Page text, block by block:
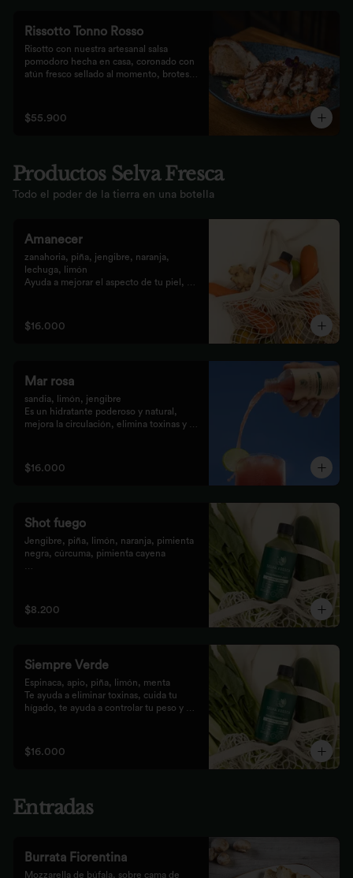
Rissotto Tonno Rosso
Risotto con nuestra artesanal salsa
pomodoro hecha en casa, coronado con
atún fresco sellado al momento, brotes
grill.
$55.900
Productos Selva Fresca
Todo el poder de la tierra en una botella
Amanecer
zanahoria, piña, jengibre, naranja,
lechuga, limón
Ayuda a mejorar el aspecto de tu piel,
celular
$16.000
Mar rosa
sandia, limón, jengibre
Es un hidratante poderoso y natural,
mejora la circulación, elimina toxinas y
$16.000
Shot fuego
Jengibre, piña, limón, naranja, pimienta
negra, cúrcuma, pimienta cayena
inflamación del organismo.
recomendamos tomarlo solo con soda o
$8.200
Siempre Verde
Espinaca, apio, piña, limón, menta
Te ayuda a eliminar toxinas, cuida tu
hígado, te ayuda a controlar tu peso y
$16.000
Entradas
Burrata Fiorentina
Mozzarella de búfala, sobre cama de